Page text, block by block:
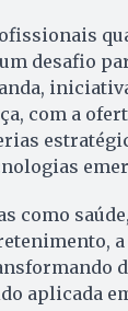
desafio
com a
como
aplicada